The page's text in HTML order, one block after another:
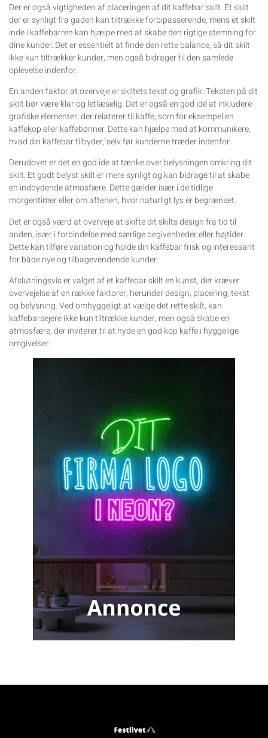
Der er også vigtigheden af placeringen af dit kaffebar skilt. Et skilt
der er synligt fra gaden kan tiltrække forbipasserende, mens et skilt
inde i kaffebarren kan hjælpe med at skabe den rigtige stemning for
dine kunder. Det er essentielt at finde den rette balance, så dit skilt
ikke kun tiltrækker kunder, men også bidrager til den samlede
oplevelse indenfor.
En anden faktor at overveje er skiltets tekst og grafik. Teksten på dit
skilt bør være klar og letlæselig. Det er også en god idé at inkludere
grafiske elementer, der relaterer til kaffe, som for eksempel en
kaffekop eller kaffebønner. Dette kan hjælpe med at kommunikere,
hvad din kaffebar tilbyder, selv før kunderne træder indenfor.
Derudover er det en god ide at tænke over belysningen omkring dit
skilt. Et godt belyst skilt er mere synligt og kan bidrage til at skabe
en indbydende atmosfære. Dette gælder især i de tidlige
morgentimer eller om aftenen, hvor naturligt lys er begrænset.
Det er også værd at overveje at skifte dit skilts design fra tid til
anden, især i forbindelse med særlige begivenheder eller højtider.
Dette kan tilføre variation og holde din kaffebar frisk og interessant
for både nye og tilbagevendende kunder.
Afslutningsvis er valget af et kaffebar skilt en kunst, der kræver
overvejelse af en række faktorer, herunder design, placering, tekst
og belysning. Ved omhyggeligt at vælge det rette skilt, kan
kaffebarsejere ikke kun tiltrække kunder, men også skabe en
atmosfære, der inviterer til at nyde en god kop kaffe i hyggelige
omgivelser.